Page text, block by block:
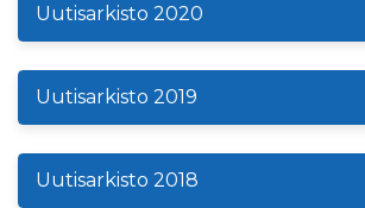
Uutisarkisto 2020
Uutisarkisto 2019
Uutisarkisto 2018